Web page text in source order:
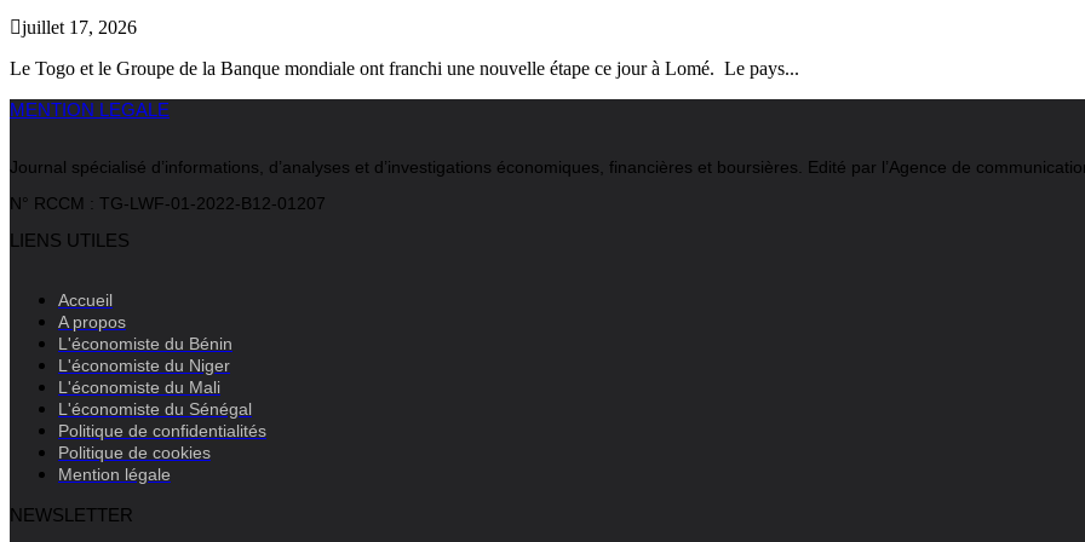
juillet 17, 2026
Le Togo et le Groupe de la Banque mondiale ont franchi une nouvelle étape ce jour à Lomé. Le pays...
MENTION LEGALE
Journal spécialisé d’informations, d’analyses et d’investigations économiques, financières et boursières. Edité par l’Agence de
N° RCCM : TG-LWF-01-2022-B12-01207
LIENS UTILES
Accueil
A propos
L'économiste du Bénin
L'économiste du Niger
L'économiste du Mali
L'économiste du Sénégal
Politique de confidentialités
Politique de cookies
Mention légale
NEWSLETTER